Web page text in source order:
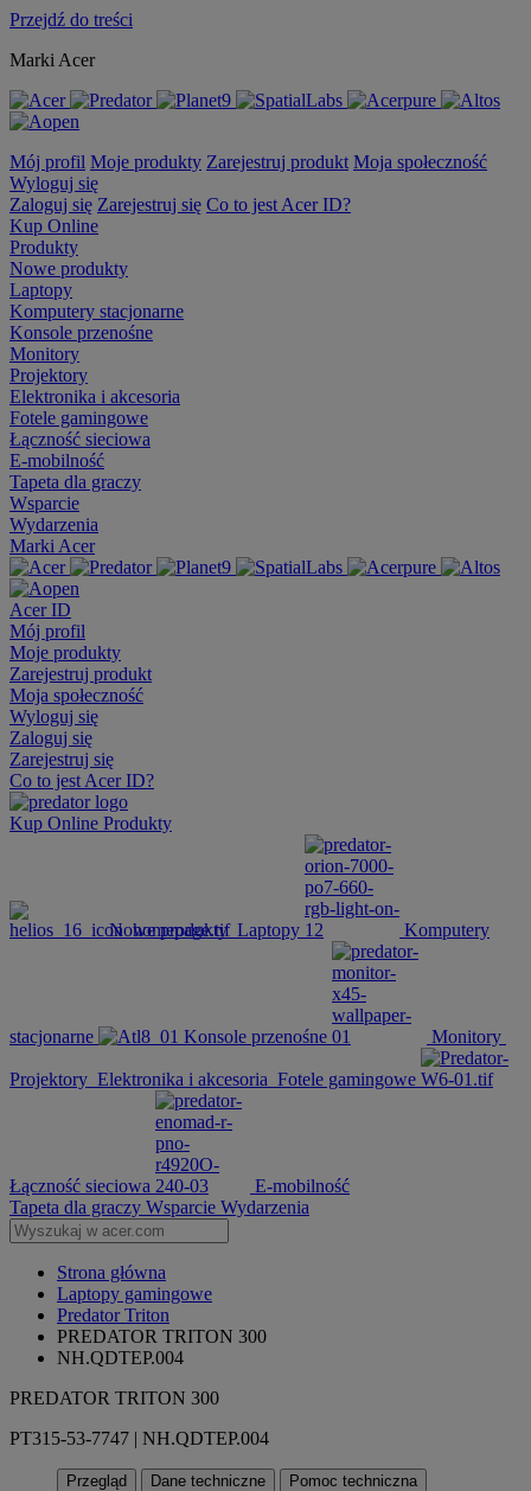
Przejdź do treści
Marki Acer
Mój profil Moje produkty Zarejestruj produkt Moja społeczność
Wyloguj się
Zaloguj się Zarejestruj się Co to jest Acer ID?
Kup Online
Produkty
Nowe produkty
Laptopy
Komputery stacjonarne
Konsole przenośne
Monitory
Projektory
Elektronika i akcesoria
Fotele gamingowe
Łączność sieciowa
E-mobilność
Tapeta dla graczy
Wsparcie
Wydarzenia
Marki Acer
Acer ID
Mój profil
Moje produkty
Zarejestruj produkt
Moja społeczność
Wyloguj się
Zaloguj się
Zarejestruj się
Co to jest Acer ID?
Kup Online Produkty
Nowe produkty Laptopy Komputery
stacjonarne Konsole przenośne Monitory
Projektory Elektronika i akcesoria Fotele gamingowe
Łączność sieciowa
E-mobilność
Tapeta dla graczy Wsparcie Wydarzenia
Strona główna
Laptopy gamingowe
Predator Triton
PREDATOR TRITON 300
NH.QDTEP.004
PREDATOR TRITON 300
PT315-53-7747 | NH.QDTEP.004
Przegląd Dane techniczne Pomoc techniczna